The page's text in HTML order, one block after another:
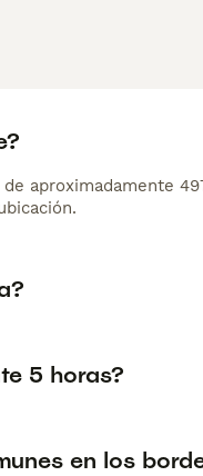
aproximadamente
5 horas?
en los